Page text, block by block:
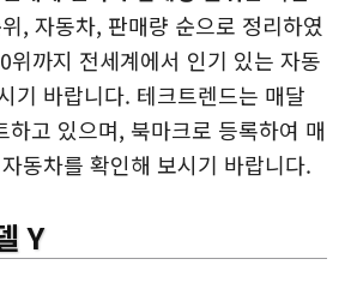
, 자동차, 판매량 순으로 정리하였
위까지 전세계에서 인기 있는 자동
기 바랍니다. 테크트렌드는 매달
하고 있으며, 북마크로 등록하여 매
동차를 확인해 보시기 바랍니다.
Y